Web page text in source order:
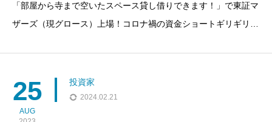
「部屋から寺まで空いたスペース貸し借りできます！」で東証マ
ザーズ（現グロース）上場！コロナ禍の資金ショートギリギリの
証グロース）への上場に対する準備、２０人の社員を抱え資金調
達
25
AUG
投資家
2024.02.21